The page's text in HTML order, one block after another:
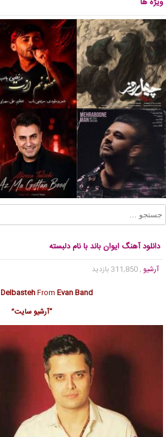
دانلود آهنگ ایوان باند با نام دلبسته
آرشیو , 311,850 بازدید
DelbastehFrom Evan Band
“آرشیو سایت”